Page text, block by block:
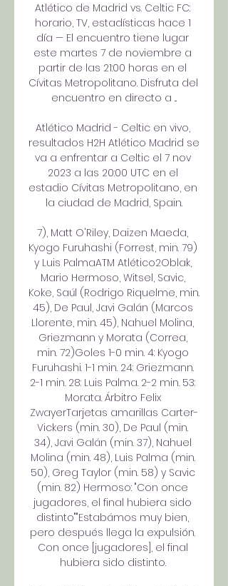
Atlético de Madrid vs. Celtic FC:
horario, TV, estadísticas hace 1
día — El encuentro tiene lugar
este martes 7 de noviembre a
partir de las 21:00 horas en el
Cívitas Metropolitano. Disfruta del
encuentro en directo a ...
Atlético Madrid - Celtic en vivo,
resultados H2H Atlético Madrid se
va a enfrentar a Celtic el 7 nov
2023 a las 20:00 UTC en el
estadio Cívitas Metropolitano, en
la ciudad de Madrid, Spain.
7), Matt O'Riley, Daizen Maeda,
Kyogo Furuhashi (Forrest, min. 79)
y Luis PalmaATM Atlético2Oblak,
Mario Hermoso, Witsel, Savic,
Koke, Saúl (Rodrigo Riquelme, min.
45), De Paul, Javi Galán (Marcos
Llorente, min. 45), Nahuel Molina,
Griezmann y Morata (Correa,
min. 72)Goles 1-0 min. 4: Kyogo
Furuhashi. 1-1 min. 24: Griezmann.
2-1 min. 28: Luis Palma. 2-2 min. 53:
Morata. Árbitro Felix
ZwayerTarjetas amarillas Carter-
Vickers (min. 30), De Paul (min.
34), Javi Galán (min. 37), Nahuel
Molina (min. 48), Luis Palma (min.
50), Greg Taylor (min. 58) y Savic
(min. 82) Hermoso: "Con once
jugadores, el final hubiera sido
distinto""Estabámos muy bien,
pero después llega la expulsión.
Con once [jugadores], el final
hubiera sido distinto.